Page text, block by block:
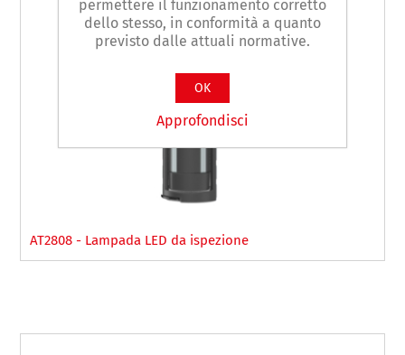
AT2808 - Lampada LED da ispezione
permettere il funzionamento corretto
dello stesso, in conformità a quanto
previsto dalle attuali normative.
OK
Approfondisci